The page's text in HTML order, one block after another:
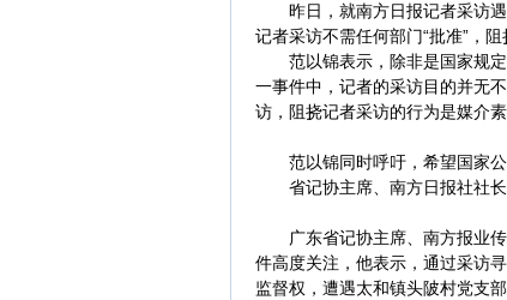
昨日，就南方日报记者采访遇
记者采访不需任何部门“批准”，
范以锦表示，除非是国家规定
一事件中，记者的采访目的并无
访，阻挠记者采访的行为是媒介素
范以锦同时呼吁，希望国家公
省记协主席、南方日报社社长
广东省记协主席、南方报业传
件高度关注，他表示，通过采访
监督权，遭遇太和镇头陂村党支